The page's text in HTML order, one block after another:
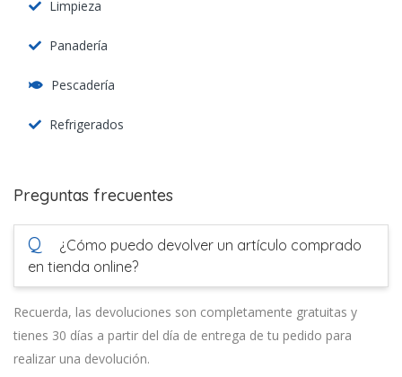
Limpieza
Panadería
Pescadería
Refrigerados
Preguntas frecuentes
Q
¿Cómo puedo devolver un artículo comprado
en tienda online?
Recuerda, las devoluciones son completamente gratuitas y
tienes 30 días a partir del día de entrega de tu pedido para
realizar una devolución.